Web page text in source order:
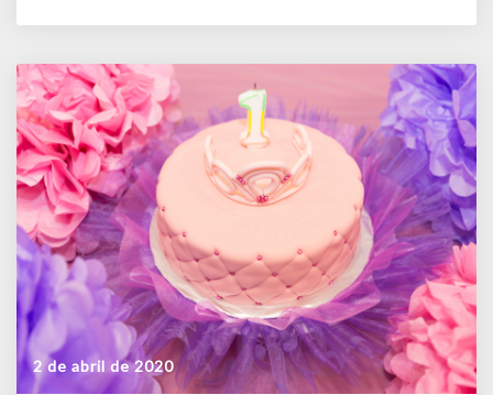
2 de abril de 2020